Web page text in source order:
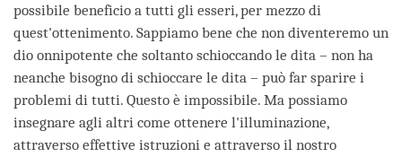
possibile beneficio a tutti gli esseri, per mezzo di
quest'ottenimento. Sappiamo bene che non diventeremo un
dio onnipotente che soltanto schioccando le dita – non ha
neanche bisogno di schioccare le dita – può far sparire i
problemi di tutti. Questo è impossibile. Ma possiamo
insegnare agli altri come ottenere l'illuminazione,
attraverso effettive istruzioni e attraverso il nostro